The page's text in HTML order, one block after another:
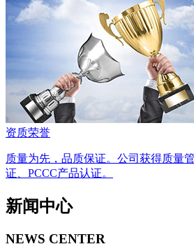
资质荣誉
质量为先，品质保证。公司获得质量
证、PCCC产品认证。
新闻中心
NEWS CENTER